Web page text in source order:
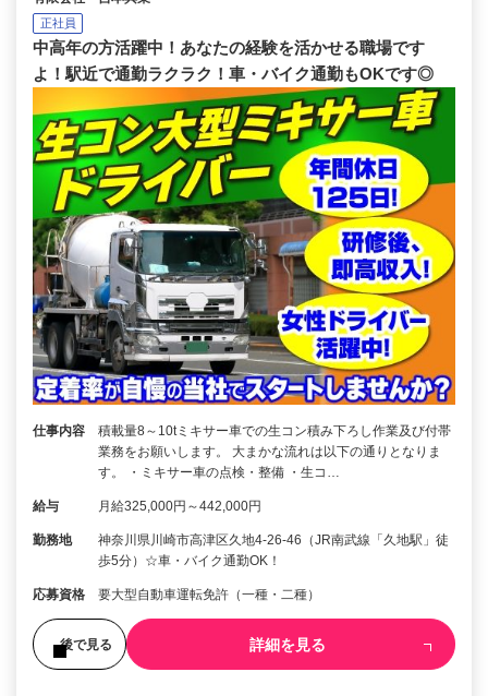
正社員
中高年の方活躍中！あなたの経験を活かせる職場です
よ！駅近で通勤ラクラク！車・バイク通勤もOKです◎
仕事内容
積載量8～10tミキサー車での生コン積み下ろし作業及び付帯
業務をお願いします。 大まかな流れは以下の通りとなりま
す。 ・ミキサー車の点検・整備 ・生コ…
給与 月給325,000円～442,000円
勤務地
神奈川県川崎市高津区久地4-26-46（JR南武線「久地駅」徒
歩5分）☆車・バイク通勤OK！
応募資格 要大型自動車運転免許（一種・二種）
後で見る 詳細を見る